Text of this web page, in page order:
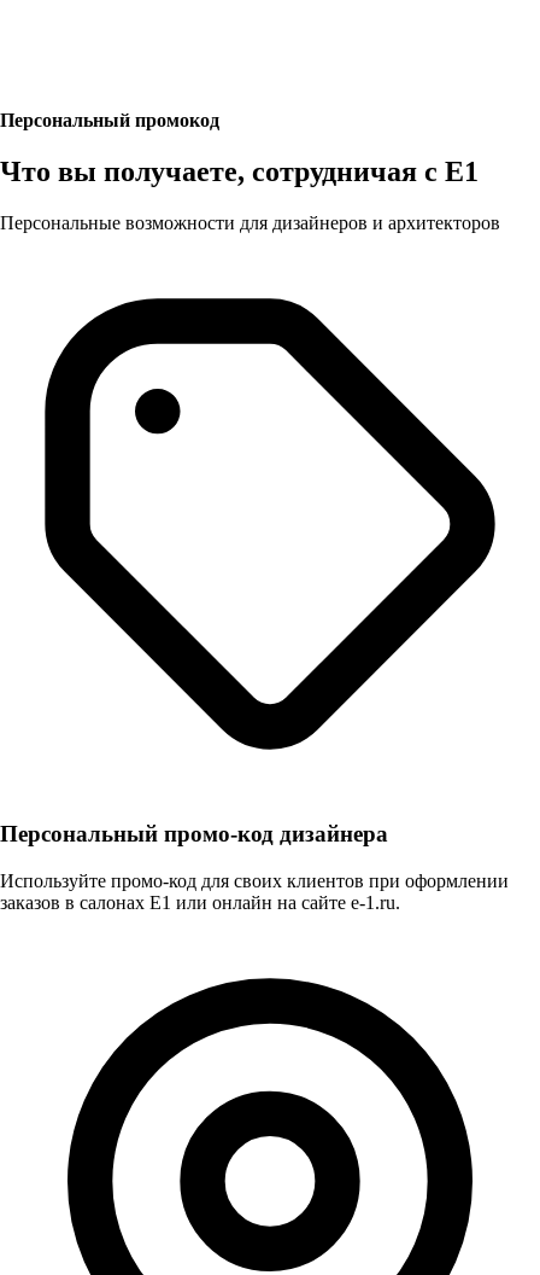
Персональный промокод
Что вы получаете, сотрудничая с E1
Персональные возможности для дизайнеров и архитекторов
Персональный промо-код дизайнера
Используйте промо-код для своих клиентов при оформлении
заказов в салонах E1 или онлайн на сайте e-1.ru.